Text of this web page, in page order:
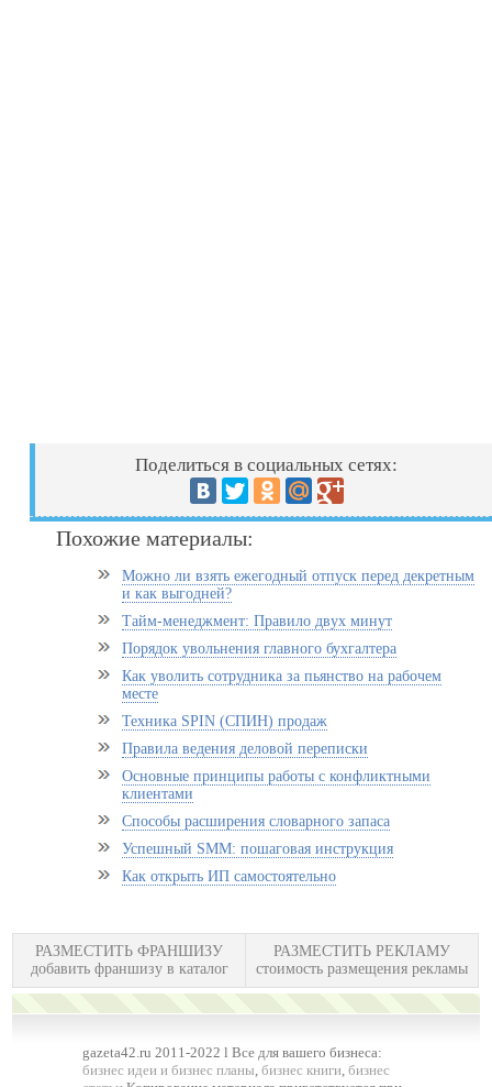
Поделиться в социальных сетях:
Похожие материалы:
Можно ли взять ежегодный отпуск перед декретным
и как выгодней?
Тайм-менеджмент: Правило двух минут
Порядок увольнения главного бухгалтера
Как уволить сотрудника за пьянство на рабочем
месте
Техника SPIN (СПИН) продаж
Правила ведения деловой переписки
Основные принципы работы с конфликтными
клиентами
Способы расширения словарного запаса
Успешный SММ: пошаговая инструкция
Как открыть ИП самостоятельно
РАЗМЕСТИТЬ ФРАНШИЗУ
добавить франшизу в каталог
РАЗМЕСТИТЬ РЕКЛАМУ
стоимость размещения рекламы
gazeta42.ru 2011-2022 l Все для вашего бизнеса:
бизнес идеи и бизнес планы,бизнес книги,бизнес